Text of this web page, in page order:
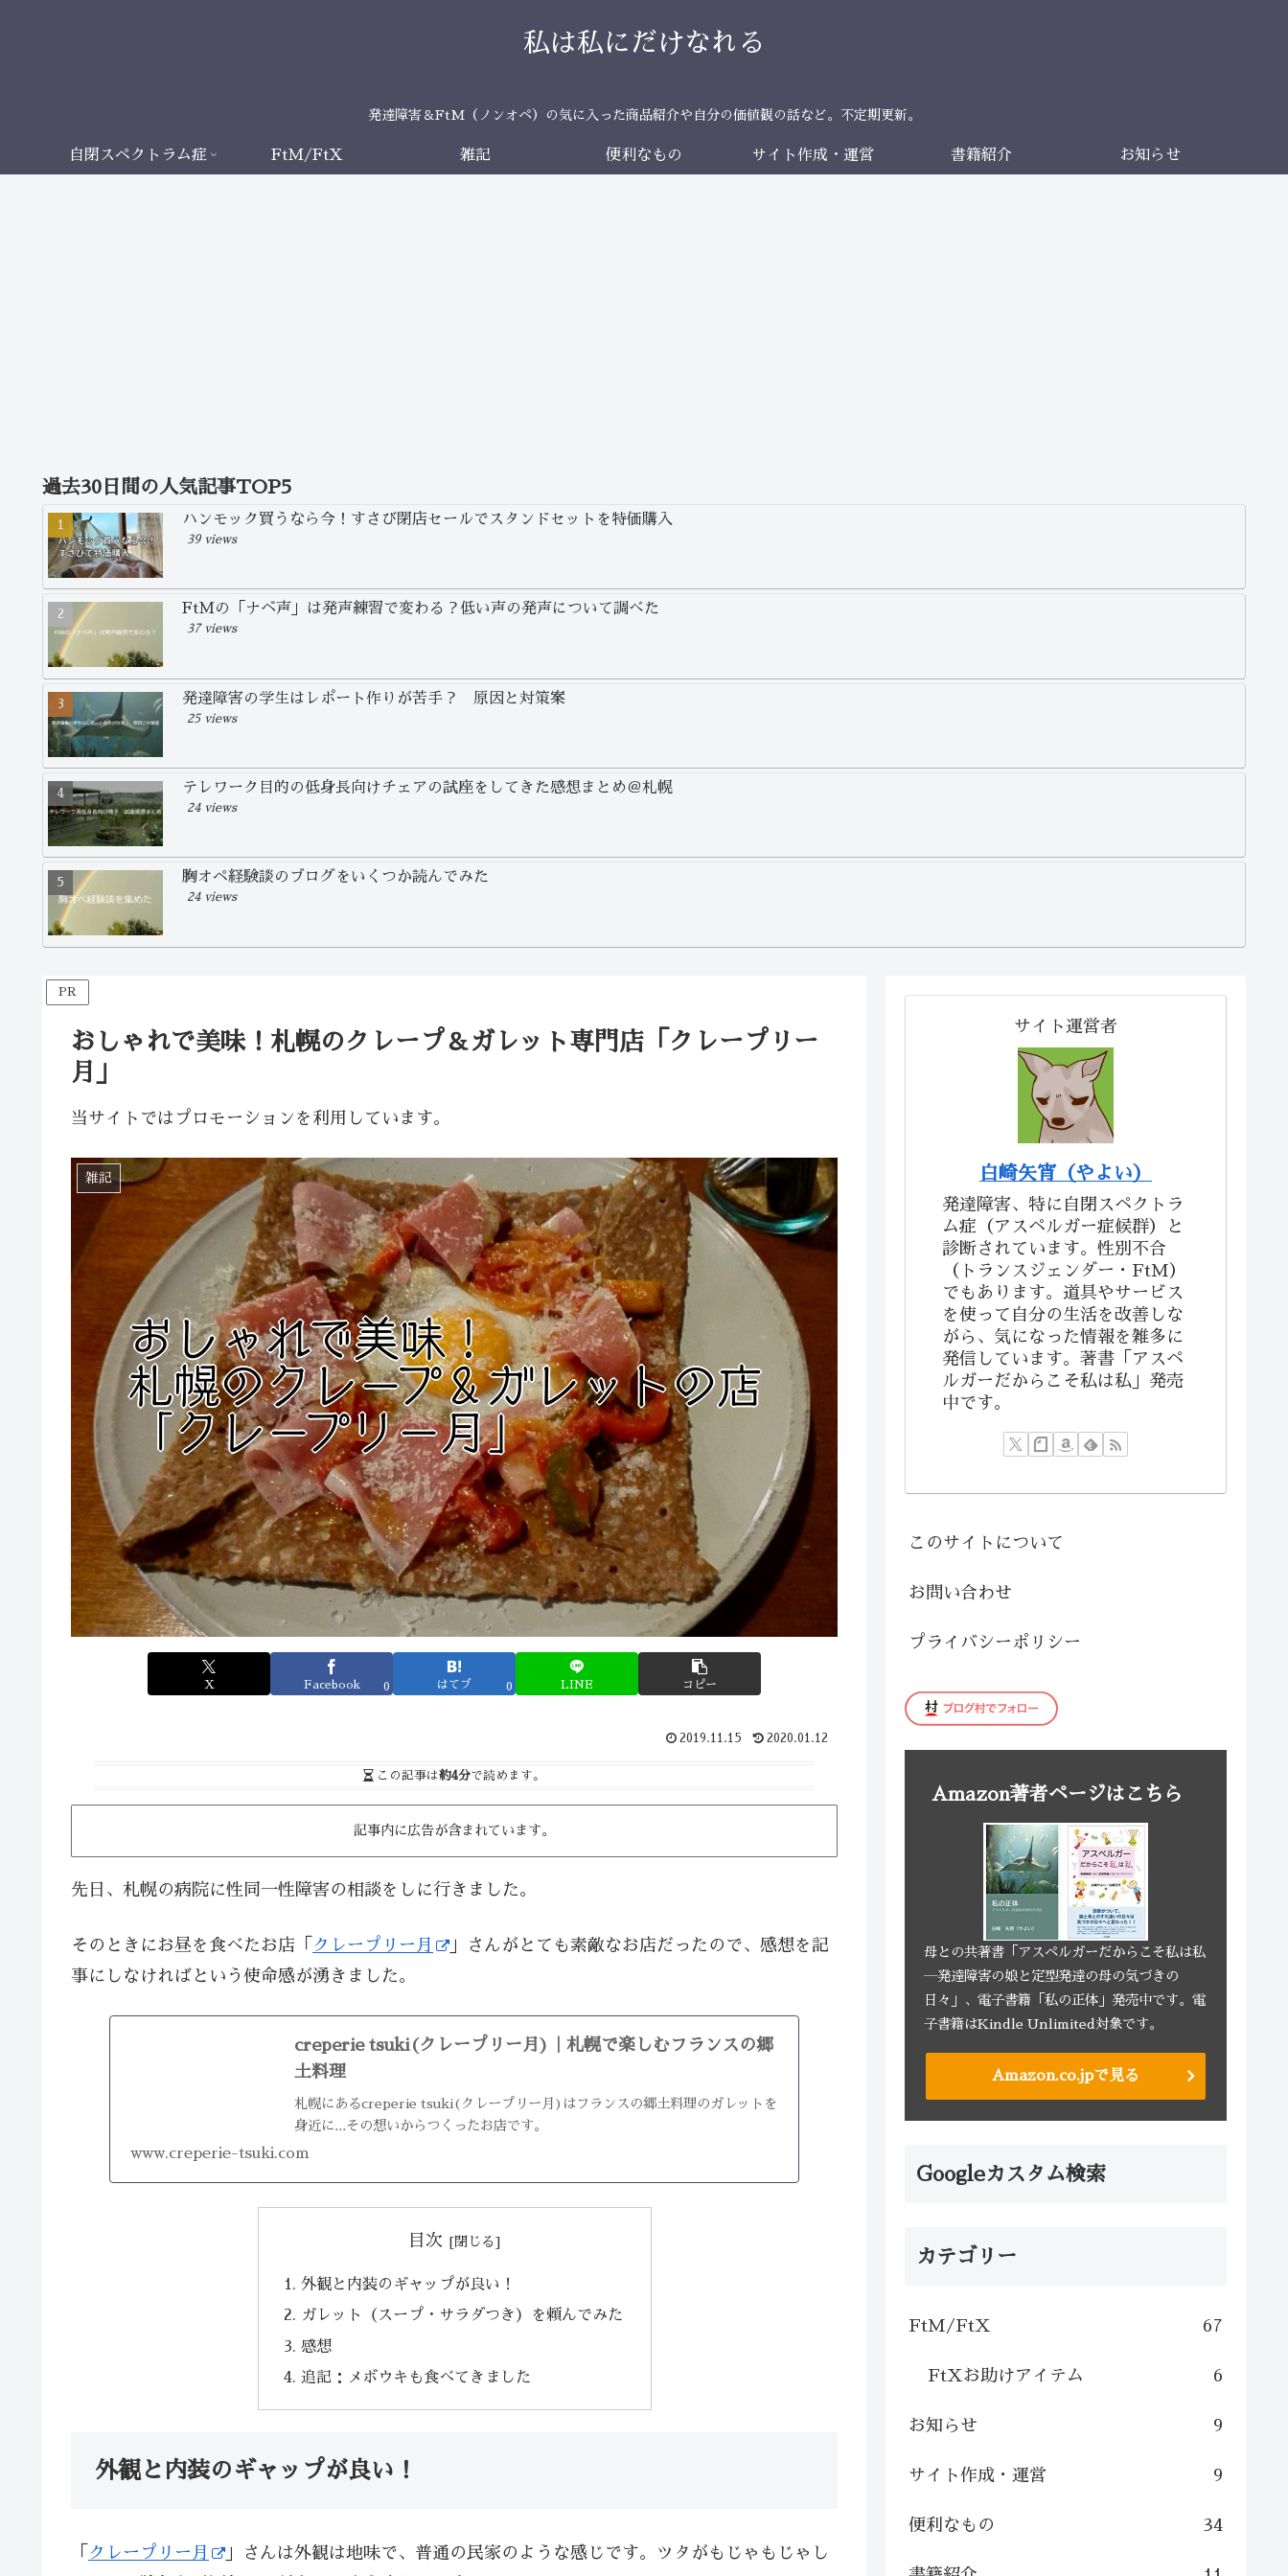
私は私にだけなれる
発達障害＆FtM（ノンオペ）の気に入った商品紹介や自分の価値観の話など。不定期更新。
自閉スペクトラム症 FtM/FtX 雑記 便利なもの サイト作成・運営 書籍紹介 お知らせ
過去30日間の人気記事TOP5
ハンモック買うなら今！すさび閉店セールでスタンドセットを特価購入
39 views
FtMの「ナベ声」は発声練習で変わる？低い声の発声について調べた
37 views
発達障害の学生はレポート作りが苦手？ 原因と対策案
25 views
テレワーク目的の低身長向けチェアの試座をしてきた感想まとめ＠札幌
24 views
胸オペ経験談のブログをいくつか読んでみた
24 views
PR
おしゃれで美味！札幌のクレープ＆ガレット専門店「クレープリー
月」
当サイトではプロモーションを利用しています。
雑記
X Facebook 0 はてブ 0 LINE コピー
2019.11.15 2020.01.12
この記事は約4分で読めます。
記事内に広告が含まれています。
先日、札幌の病院に性同一性障害の相談をしに行きました。
そのときにお昼を食べたお店「 クレープリー月
」さんがとても素敵なお店だったので、感想を記
事にしなければという使命感が湧きました。
creperie tsuki(クレープリー月)｜札幌で楽しむフランスの郷
土料理
札幌にあるcreperie tsuki(クレープリー月)はフランスの郷土料理のガレットを
身近に...その想いからつくったお店です。
www.creperie-tsuki.com
目次
外観と内装のギャップが良い！
ガレット（スープ・サラダつき）を頼んでみた
感想
追記：メボウキも食べてきました
外観と内装のギャップが良い！
「 クレープリー月
」さんは外観は地味で、普通の民家のような感じです。ツタがもじゃもじゃし
サイト運営者
白崎矢宵（やよい）
発達障害、特に自閉スペクトラ
ム症（アスペルガー症候群）と
診断されています。性別不合
（トランスジェンダー・FtM）
でもあります。道具やサービス
を使って自分の生活を改善しな
がら、気になった情報を雑多に
発信しています。著書「アスペ
ルガーだからこそ私は私」発売
中です。
このサイトについて
お問い合わせ
プライバシーポリシー
Amazon著者ページはこちら
母との共著書「アスペルガーだからこそ私は私
―発達障害の娘と定型発達の母の気づきの
日々」、電子書籍「私の正体」発売中です。電
子書籍はKindle Unlimited対象です。
Amazon.co.jpで見る
Googleカスタム検索
カテゴリー
FtM/FtX 67
FtXお助けアイテム 6
お知らせ 9
サイト作成・運営 9
便利なもの 34